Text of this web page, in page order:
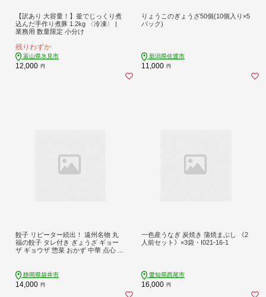
【訳あり 大容量！】釜でじっくり煮
込んだ手作り煮豚 1.2kg 〈冷凍〉 |
業務用 数量限定 小分け
残りわずか
富山県氷見市
12,000 円
りょうこのぎょうざ50個(10個入り×5
パック)
新潟県佐渡市
11,000 円
餃子 リピーター続出！ 遠州名物 丸
福の餃子 タレ付き ぎょうざ ギョー
ザ ギョウザ 惣菜 おかず 中華 点心 加
静岡県袋井市
14,000 円
一色産うなぎ 炭焼き 蒲焼まぶし 《2
人前セット》×3袋・I021-16-1
愛知県西尾市
16,000 円